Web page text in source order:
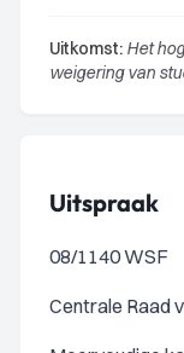
Uitkomst: Het
weigering van
Uitspraak
08/1140 WSF
Centrale Raad